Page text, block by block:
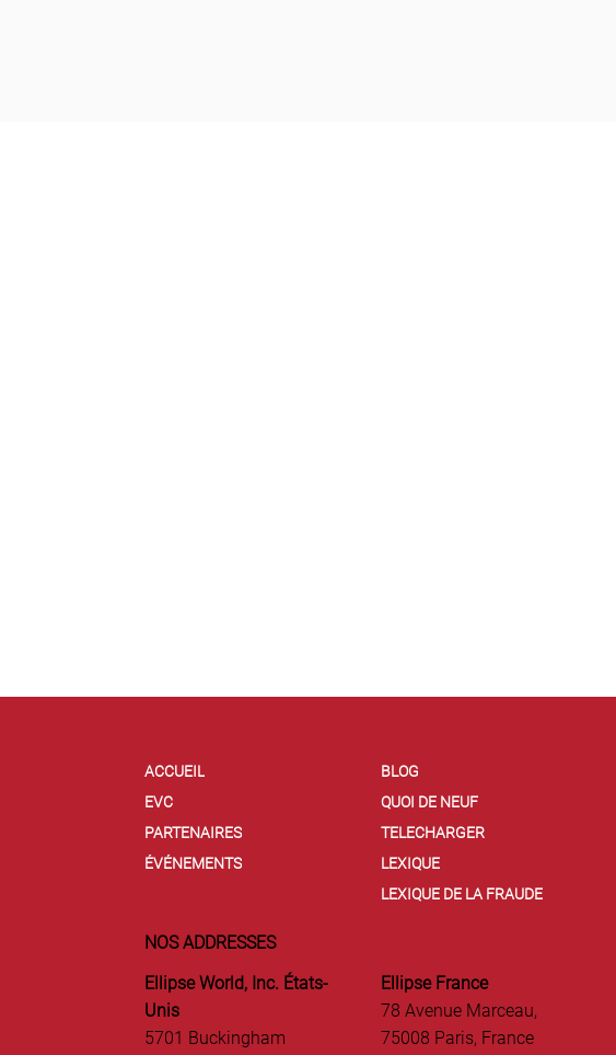
ACCUEIL
EVC
PARTENAIRES
ÉVÉNEMENTS
BLOG
QUOI DE NEUF
TELECHARGER
LEXIQUE
LEXIQUE DE LA FRAUDE
NOS ADDRESSES
Ellipse World, Inc. États-
Unis
5701 Buckingham
Ellipse France
78 Avenue Marceau,
75008 Paris, France